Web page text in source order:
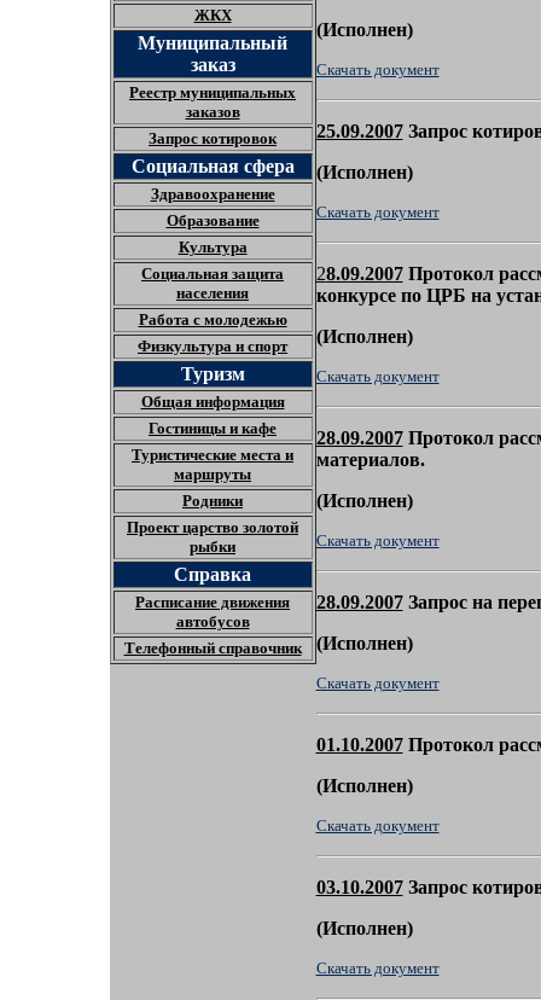
ЖКХ
Муниципальный
заказ
Реестр муниципальных
заказов
Запрос котировок
Социальная сфера
Здравоохранение
Образование
Культура
Социальная защита
населения
Работа с молодежью
Физкультура и спорт
Туризм
Общая информация
Гостиницы и кафе
Туристические места и
маршруты
Родники
Проект царство золотой
рыбки
Справка
Расписание движения
автобусов
Телефонный справочник
(Исполнен)
Скачать документ
25.09.2007Запрос
(Исполнен)
Скачать документ
28.09.2007Протокол
конкурсе по ЦРБ на
(Исполнен)
Скачать документ
28.09.2007Протокол
материалов.
(Исполнен)
Скачать документ
28.09.2007Запрос на
(Исполнен)
Скачать документ
01.10.2007Протокол
(Исполнен)
Скачать документ
03.10.2007 Запрос
(Исполнен)
Скачать документ